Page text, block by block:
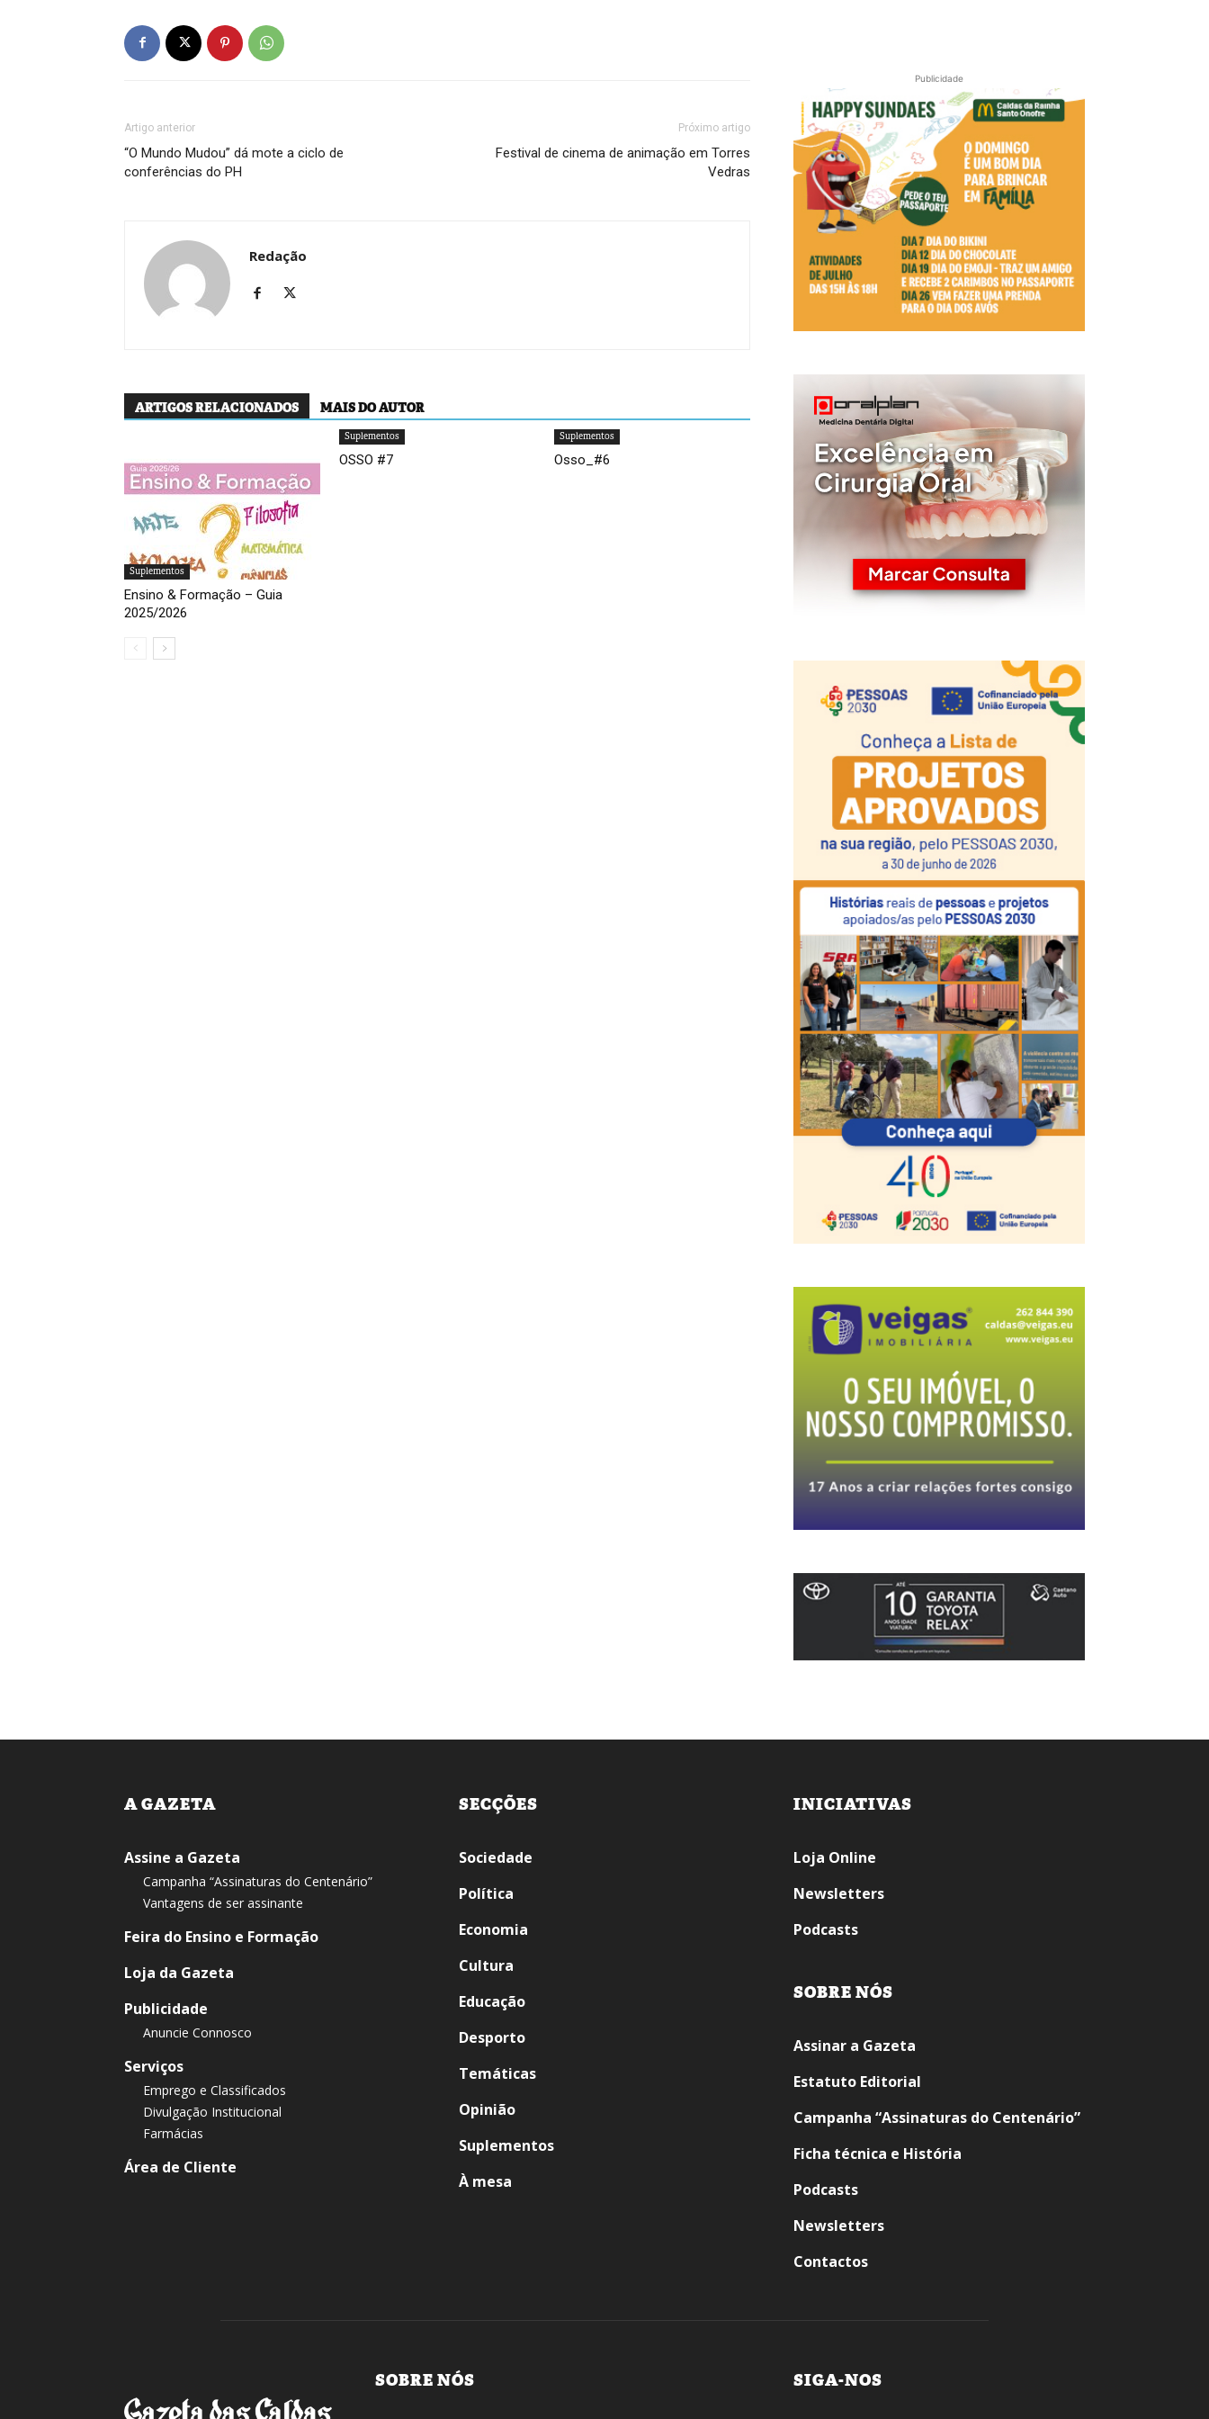
Artigo anterior
“O Mundo Mudou” dá mote a ciclo de
conferências do PH
Próximo artigo
Festival de cinema de animação em Torres
Vedras
Redação
ARTIGOS RELACIONADOS MAIS DO AUTOR
Suplementos
Ensino & Formação – Guia
2025/2026
Suplementos
OSSO #7
Suplementos
Osso_#6
Publicidade
A GAZETA
Assine a Gazeta
Campanha “Assinaturas do Centenário”
Vantagens de ser assinante
Feira do Ensino e Formação
Loja da Gazeta
Publicidade
Anuncie Connosco
Serviços
Emprego e Classificados
Divulgação Institucional
Farmácias
Área de Cliente
SECÇÕES
Sociedade
Política
Economia
Cultura
Educação
Desporto
Temáticas
Opinião
Suplementos
À mesa
INICIATIVAS
Loja Online
Newsletters
Podcasts
SOBRE NÓS
Assinar a Gazeta
Estatuto Editorial
Campanha “Assinaturas do Centenário”
Ficha técnica e História
Podcasts
Newsletters
Contactos
SOBRE NÓS SIGA-NOS